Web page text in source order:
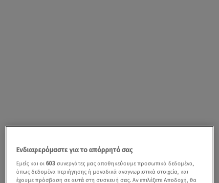
Ενδιαφερόμαστε για το απόρρητό σας
Εμείς και οι603 συνεργάτες μας αποθηκεύουμε προσωπικά δεδομένα,
όπως δεδομένα περιήγησης ή μοναδικά αναγνωριστικά στοιχεία, και
έχουμε πρόσβαση σε αυτά στη συσκευή σας. Αν επιλέξετε Αποδοχή, θα